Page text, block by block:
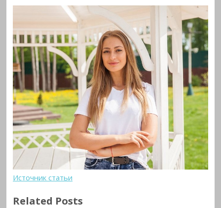
Источник статьи
Related Posts